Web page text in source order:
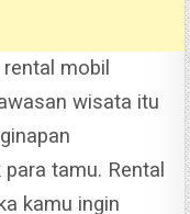
mobil
wisata itu
tamu. Rental
kamu ingin